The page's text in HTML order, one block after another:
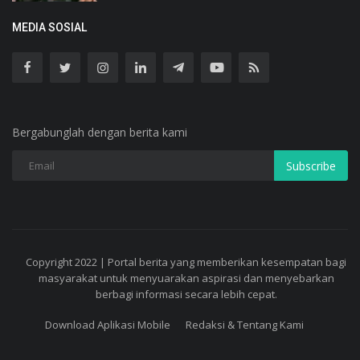
MEDIA SOSIAL
Bergabunglah dengan berita kami
Subscribe
Copyright 2022 | Portal berita yang memberikan kesempatan bagi
masyarakat untuk menyuarakan aspirasi dan menyebarkan
berbagi informasi secara lebih cepat.
Download Aplikasi Mobile Redaksi & Tentang Kami